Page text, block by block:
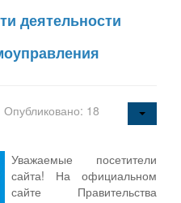
деятельности
Опубликовано: 18
Уважаемые посетители
сайта! На официальном
сайте Правительства